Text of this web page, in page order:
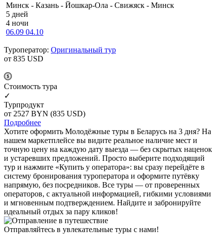
Минск - Казань - Йошкар-Ола - Свижяск - Минск
5 дней
4 ночи
06.09 04.10
Туроператор: Оригинальный тур
от 835 USD
Cтоимость тура
✓
Турпродукт
от 2527 BYN (835 USD)
Подробнее
Хотите оформить Молодёжные туры в Беларусь на 3 дня? На
нашем маркетплейсе вы видите реальное наличие мест и
точную цену на каждую дату выезда — без скрытых наценок
и устаревших предложений. Просто выберите подходящий
тур и нажмите «Купить у оператора»: вы сразу перейдёте в
систему бронирования туроператора и оформите путёвку
напрямую, без посредников. Все туры — от проверенных
операторов, с актуальной информацией, гибкими условиями
и мгновенным подтверждением. Найдите и забронируйте
идеальный отдых за пару кликов!
Отправляйтесь в увлекательные туры с нами!